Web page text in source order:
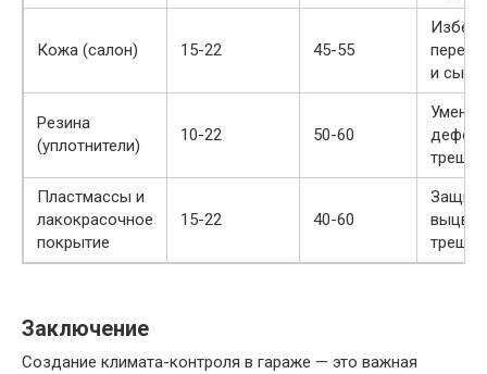
Кожа (салон) 15-22 45-55
и
Резина
(уплотнители)
10-22 50-60
Пластмассы и
лакокрасочное
покрытие
15-22 40-60
трещин
Заключение
Создание климата-контроля в гараже — это важная